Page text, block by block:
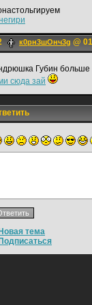
к0рн3шОнч3g @
Губин больше
сюда зай
Новая тема
Подписаться